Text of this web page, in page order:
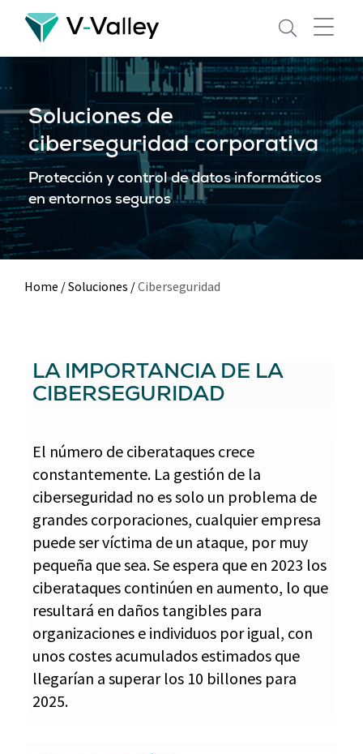
Skip
main
Soluciones de
ciberseguridad corporativa
Protección y control de datos informáticos
en entornos seguros
Home /Soluciones /Ciberseguridad
LA IMPORTANCIA DE LA
CIBERSEGURIDAD
El número de ciberataques crece
constantemente. La gestión de la
ciberseguridad no es solo un problema de
grandes corporaciones, cualquier empresa
puede ser víctima de un ataque, por muy
pequeña que sea. Se espera que en 2023 los
ciberataques continúen en aumento, lo que
resultará en daños tangibles para
organizaciones e individuos por igual, con
unos costes acumulados estimados que
llegarían a superar los 10 billones para
2025.